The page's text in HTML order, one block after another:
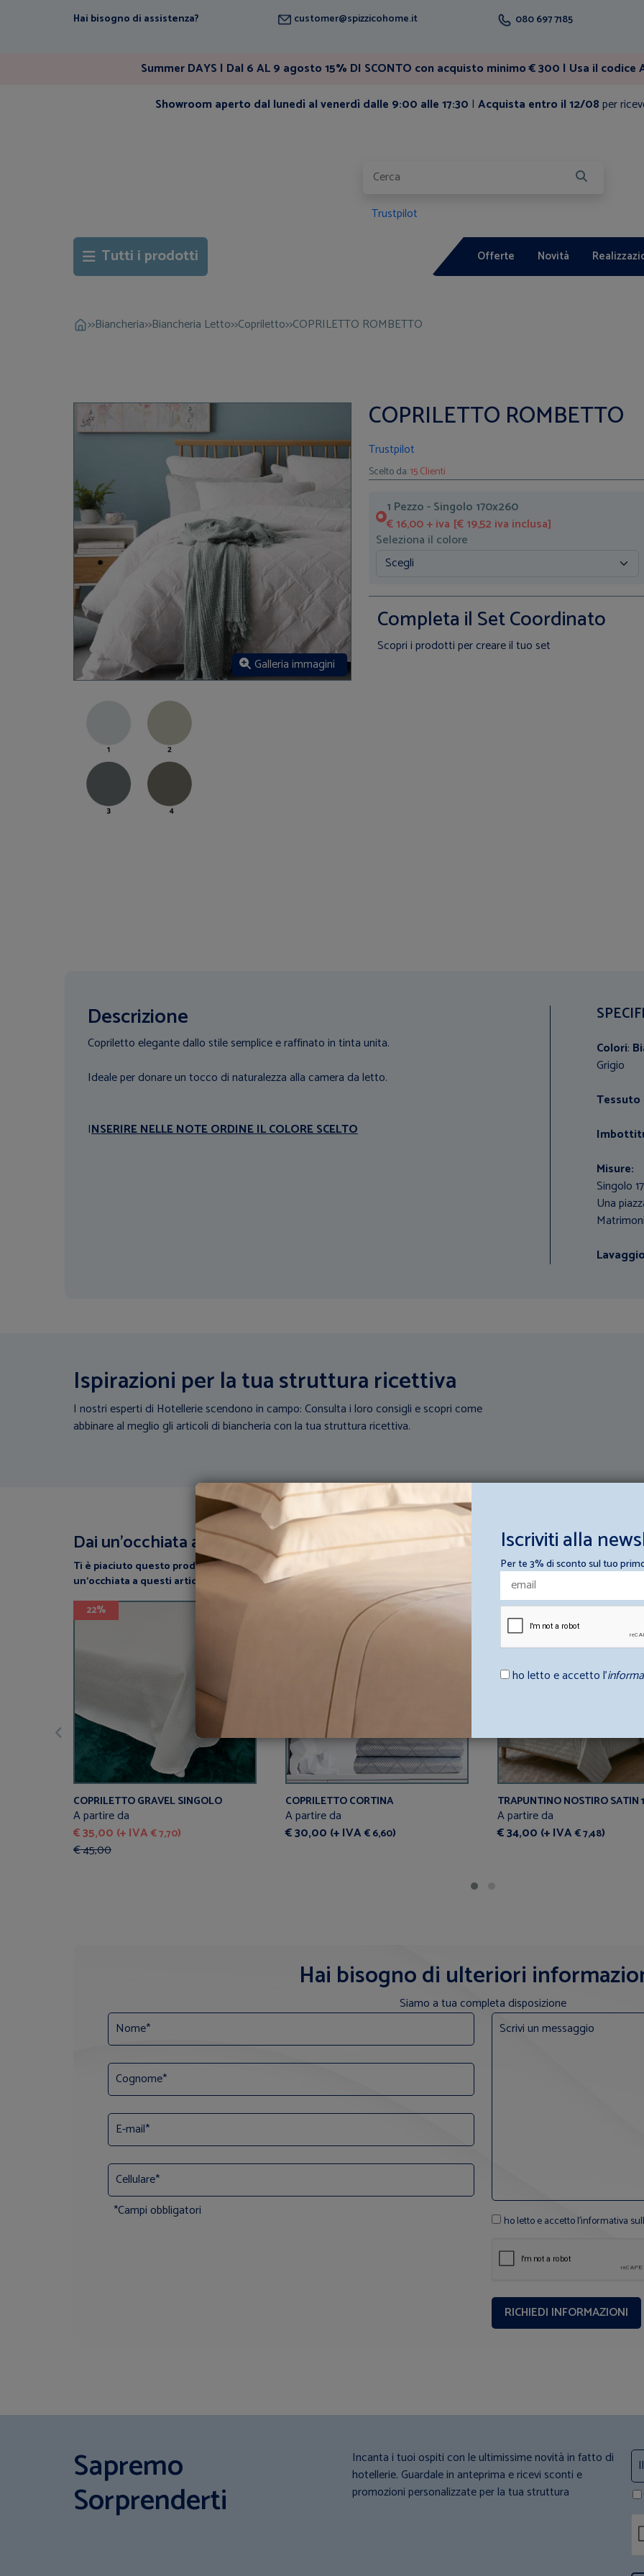
Hai bisogno di assistenza? customer@spizzicohome.it 080 697 7185
Summer DAYS | Dal 6 AL 9 agosto 15% DI SCONTO con acquisto minimo € 300 | Usa il codice
Showroom aperto dal lunedì al venerdì dalle 9:00 alle 17:30 | Acquista entro il 12/08per
Trustpilot
Tutti i prodotti Offerte Novità
>>Biancheria>>Biancheria Letto>>Copriletto>>COPRILETTO ROMBETTO
Galleria immagini
COPRILETTO ROMBETTO
Trustpilot
Scelto da:15 Clienti
1 Pezzo - Singolo 170x260
€ 16,00 + iva [€ 19,52 iva inclusa]
Seleziona il colore
Completa il Set Coordinato
Scopri i prodotti per creare il tuo set
Descrizione
Copriletto elegante dallo stile semplice e raffinato in tinta unita.
Ideale per donare un tocco di naturalezza alla camera da letto.
INSERIRE NELLE NOTE ORDINE IL COLORE SCELTO
Colori:
Grigio
Misure:
Singolo
Una
Ispirazioni per la tua struttura ricettiva
I nostri esperti di Hotellerie scendono in campo: Consulta i loro consigli e scopri come
abbinare al meglio gli articoli di biancheria con la tua struttura ricettiva.
Dai un’occhiata a questi articoli
Ti è piaciuto questo prodotto? perchè non dai
un’occhiata a questi articoli correlati?
22%
COPRILETTO GRAVEL SINGOLO
A partire da
€ 35,00 (+ IVA € 7,70)
€ 45,00
COPRILETTO CORTINA
A partire da
€ 30,00 (+ IVA€ 6,60)
TRAPUNTINO NOSTIRO SATIN
A partire da
€ 34,00 (+ IVA€ 7,48)
Hai bisogno di ulteriori
Siamo a tua completa disposizione
*Campi obbligatori
ho letto e accetto l'informativa
Sapremo
Sorprenderti
Incanta i tuoi ospiti con le ultimissime novità in fatto di
hotellerie. Guardale in anteprima e ricevi sconti e
promozioni personalizzate per la tua struttura
Iscriviti alla
Per te 3% di sconto sul tuo
ho letto e accetto l’